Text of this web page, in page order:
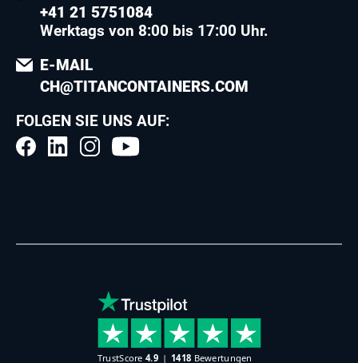
+41 21 5751084
Werktags von 8:00 bis 17:00 Uhr.
E-MAIL
CH@TITANCONTAINERS.COM
FOLGEN SIE UNS AUF: